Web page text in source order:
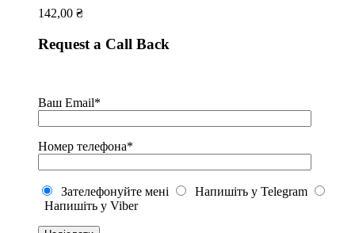
142,00 ₴
Request a Call Back
Ваш Email*
Номер телефона*
Зателефонуйте мені
Напишіть у Telegram
Напишіть у Viber